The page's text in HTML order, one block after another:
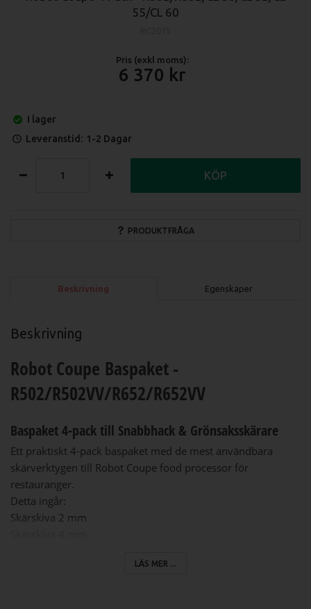
55/CL 60
Pris (exkl moms):
6 370
I lager
Leveranstid: 1-2 Dagar
PRODUKTFRÅGA
KÖP
Beskrivning Egenskaper
Beskrivning
Robot Coupe Baspaket -
R502/R502VV/R652/R652VV
Baspaket 4-pack till Snabbhack & Grönsaksskärare
Ett praktiskt 4-pack baspaket med de mest användbara
skärverktygen till Robot Coupe food processor för
restauranger.
Detta ingår:
Skärskiva 2 mm
LÄS MER ...